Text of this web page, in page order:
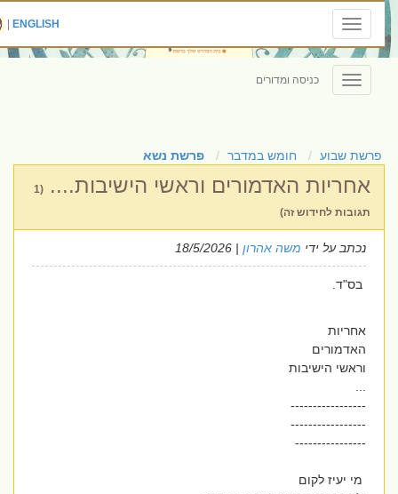
Toggle
navigation
ENGLISH
|
Toggle
navigation
כניסה ומדורים
פרשת שבוע חומש במדבר פרשת נשא
אחריות האדמורים וראשי הישיבות.... (1
תגובות לחידוש זה)
נכתב על ידימשה אהרון| 18/5/2026
בס"ד.
אחריות
האדמורים
וראשי הישיבות
-----------------
-----------------
----------------
מי יעיז לקום